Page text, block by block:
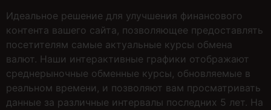
Идеальное решение для улучшения финансового
контента вашего сайта, позволяющее предоставлять
посетителям самые актуальные курсы обмена
валют. Наши интерактивные графики отображают
среднерыночные обменные курсы, обновляемые в
реальном времени, и позволяют вам просматривать
данные за различные интервалы последних 5 лет. На